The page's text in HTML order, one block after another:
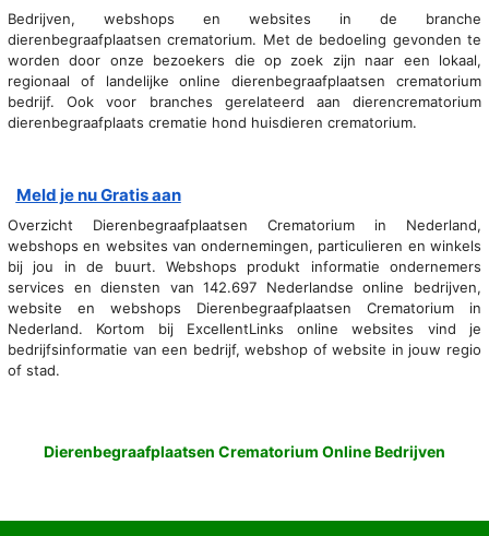
Bedrijven, webshops en websites in de branche
dierenbegraafplaatsen crematorium. Met de bedoeling gevonden te
worden door onze bezoekers die op zoek zijn naar een lokaal,
regionaal of landelijke online dierenbegraafplaatsen crematorium
bedrijf. Ook voor branches gerelateerd aan dierencrematorium
dierenbegraafplaats crematie hond huisdieren crematorium.
Meld je nu Gratis aan
Overzicht Dierenbegraafplaatsen Crematorium in Nederland,
webshops en websites van ondernemingen, particulieren en winkels
bij jou in de buurt. Webshops produkt informatie ondernemers
services en diensten van 142.697 Nederlandse online bedrijven,
website en webshops Dierenbegraafplaatsen Crematorium in
Nederland. Kortom bij ExcellentLinks online websites vind je
bedrijfsinformatie van een bedrijf, webshop of website in jouw regio
of stad.
Dierenbegraafplaatsen Crematorium Online Bedrijven